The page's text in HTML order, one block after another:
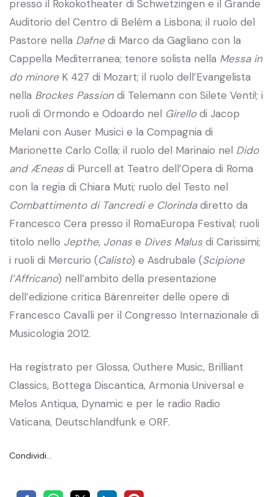
presso il Rokokotheater di Schwetzingen e il Grande
Auditorio del Centro di Belém a Lisbona; il ruolo del
Pastore nella Dafnedi Marco da Gagliano con la
Cappella Mediterranea; tenore solista nella Messa in
do minoreK 427 di Mozart; il ruolo dell’Evangelista
nella Brockes Passion di Telemann con Silete Venti!; i
ruoli di Ormondo e Odoardo nel Girellodi Jacop
Melani con Auser Musici e la Compagnia di
Marionette Carlo Colla; il ruolo del Marinaio nel Dido
and Æneas di Purcell at Teatro dell’Opera di Roma
con la regia di Chiara Muti; ruolo del Testo nel
Combattimento di Tancredi e Clorindadiretto da
Francesco Cera presso il RomaEuropa Festival; ruoli
titolo nello Jepthe, Jonas e Dives Malus di Carissimi;
i ruoli di Mercurio (Calisto) e Asdrubale (Scipione
l’Affricano) nell’ambito della presentazione
dell’edizione critica Bärenreiter delle opere di
Francesco Cavalli per il Congresso Internazionale di
Musicologia 2012.
Ha registrato per Glossa, Outhere Music, Brilliant
Classics, Bottega Discantica, Armonia Universal e
Melos Antiqua, Dynamic e per le radio Radio
Vaticana, Deutschlandfunk e ORF.
Condividi…